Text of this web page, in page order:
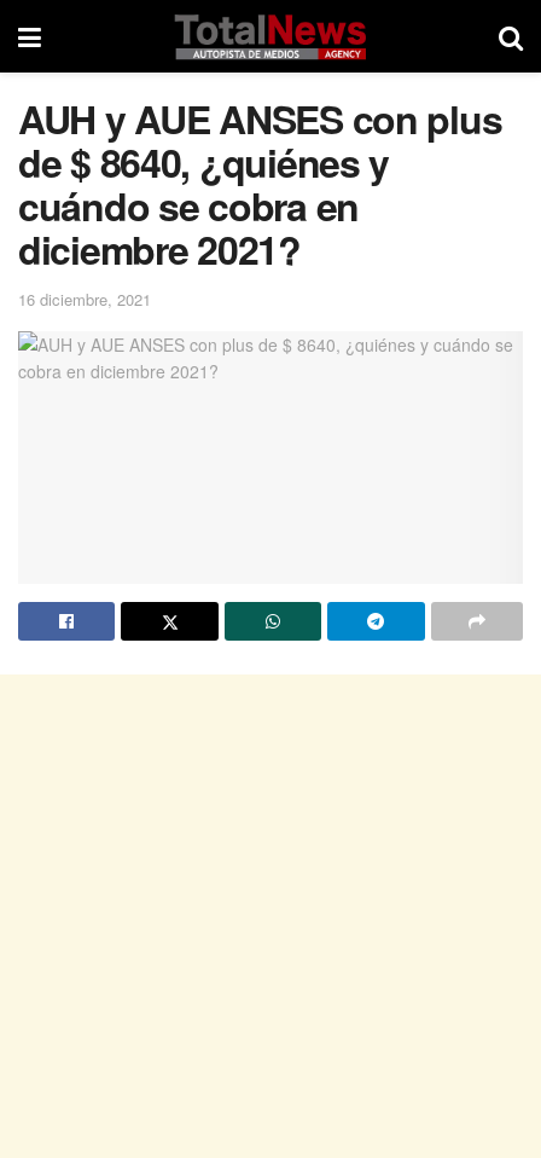
AUH y AUE ANSES con plus
de $ 8640, ¿quiénes y
cuándo se cobra en
diciembre 2021?
16 diciembre, 2021